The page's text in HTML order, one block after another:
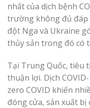
nhất của dịch bệnh
trường không đủ đáp
đột Nga và Ukraine
thủy sản trong đó có
Tại Trung Quốc, tiêu
thuận lợi. Dịch
zero COVID khiến
đóng cửa, sản xuất